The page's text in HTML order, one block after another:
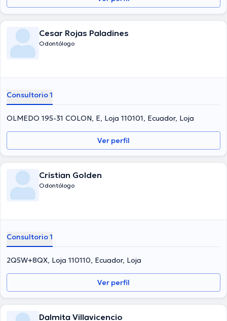
Cesar Rojas Paladines
Odontólogo
Consultorio 1
OLMEDO 195-31 COLON, E, Loja 110101, Ecuador, Loja
Ver perfil
Cristian Golden
Odontólogo
Consultorio 1
2Q5W+8QX, Loja 110110, Ecuador, Loja
Ver perfil
Dalmita Villavicencio